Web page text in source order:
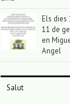
Els dies
11 de
en
Angel
Salut